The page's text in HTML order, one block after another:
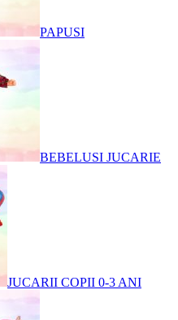
PAPUSI
BEBELUSI JUCARIE
JUCARII COPII 0-3 ANI